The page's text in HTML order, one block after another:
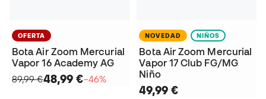
OFERTA
Bota Air Zoom Mercurial
Vapor 16 Academy AG
89,99 €48,99 €−46%
NOVEDAD NIÑOS
Bota Air Zoom Mercurial
Vapor 17 Club FG/MG
Niño
49,99 €